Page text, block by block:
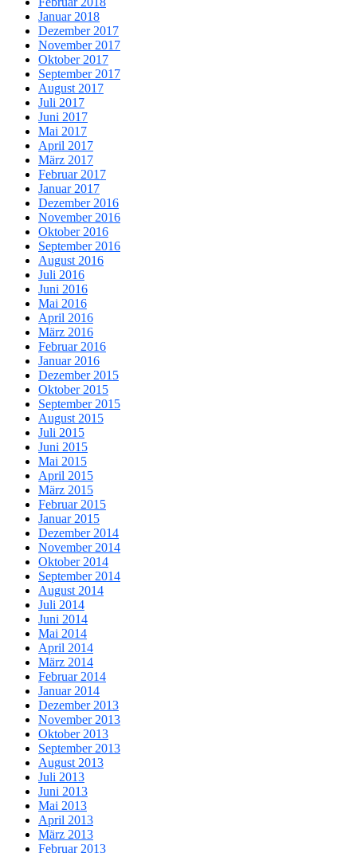
Januar 2018
Dezember 2017
November 2017
Oktober 2017
September 2017
August 2017
Juli 2017
Juni 2017
Mai 2017
April 2017
März 2017
Februar 2017
Januar 2017
Dezember 2016
November 2016
Oktober 2016
September 2016
August 2016
Juli 2016
Juni 2016
Mai 2016
April 2016
März 2016
Februar 2016
Januar 2016
Dezember 2015
Oktober 2015
September 2015
August 2015
Juli 2015
Juni 2015
Mai 2015
April 2015
März 2015
Februar 2015
Januar 2015
Dezember 2014
November 2014
Oktober 2014
September 2014
August 2014
Juli 2014
Juni 2014
Mai 2014
April 2014
März 2014
Februar 2014
Januar 2014
Dezember 2013
November 2013
Oktober 2013
September 2013
August 2013
Juli 2013
Juni 2013
Mai 2013
April 2013
März 2013
Februar 2013